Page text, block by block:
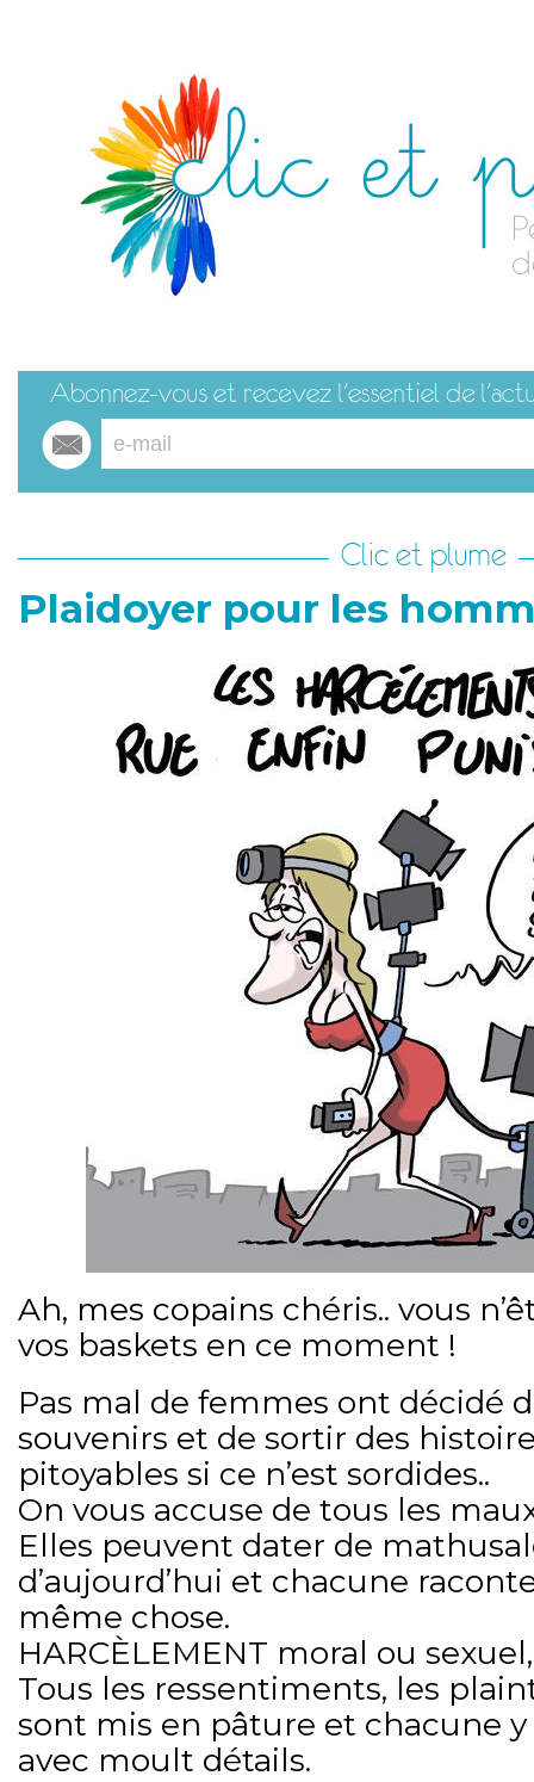
Clic et plume
Plaidoyer pour les
Ah, mes copains chéris.. vous
vos baskets en ce moment !
Pas mal de femmes ont décidé
souvenirs et de sortir des
pitoyables si ce n’est sordides..
On vous accuse de tous les
Elles peuvent dater de
d’aujourd’hui et chacune
même chose.
HARCÈLEMENT moral ou
Tous les ressentiments, les
sont mis en pâture et chacune y
avec moult détails.